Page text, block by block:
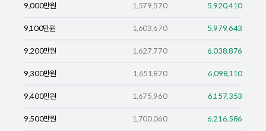
9,000만원 1,579,570 5,920,410
9,100만원 1,603,670 5,979,643
9,200만원 1,627,770 6,038,876
9,300만원 1,651,870 6,098,110
9,400만원 1,675,960 6,157,353
9,500만원 1,700,060 6,216,586